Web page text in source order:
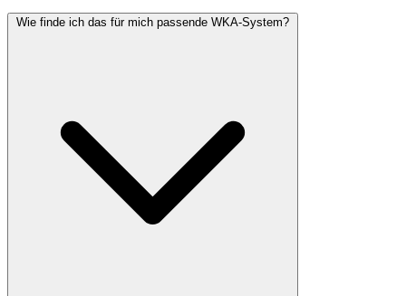
Wie finde ich das für mich passende WKA-System?